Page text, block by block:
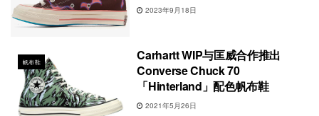
2023年9月18日
帆布鞋
Carhartt WIP与匡威合作推出
Converse Chuck 70
「Hinterland」配色帆布鞋
2021年5月26日